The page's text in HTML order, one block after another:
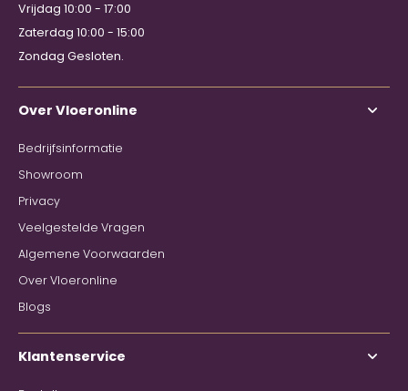
Vrijdag 10:00 - 17:00
Zaterdag 10:00 - 15:00
Zondag Gesloten.
Over Vloeronline
Bedrijfsinformatie
Showroom
Privacy
Veelgestelde Vragen
Algemene Voorwaarden
Over Vloeronline
Blogs
Klantenservice